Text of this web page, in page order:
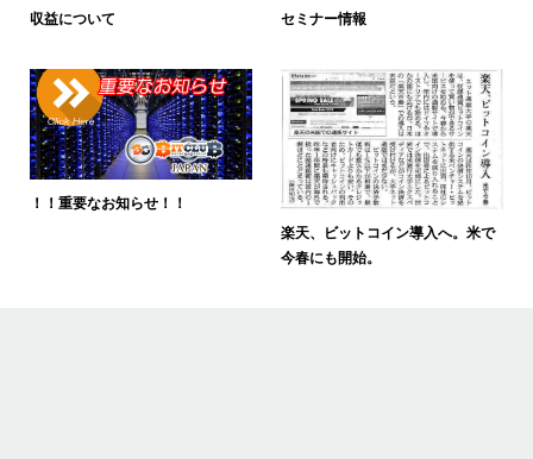
収益について セミナー情報
！！重要なお知らせ！！
楽天、ビットコイン導入へ。米で
今春にも開始。